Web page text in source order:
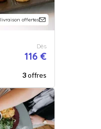
offertes
Dès
116 €
3offres